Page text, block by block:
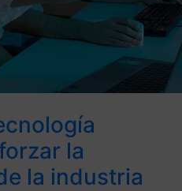
la
la industria